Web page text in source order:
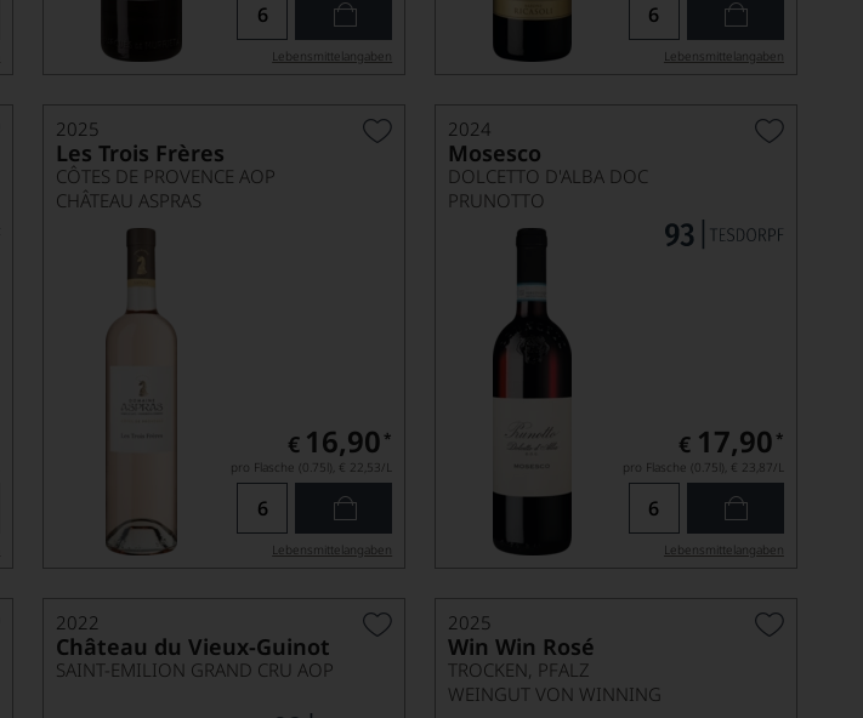
Lebensmittel­angaben Lebensmittel­angaben
2025
Les Trois Frères
CÔTES DE PROVENCE AOP
CHÂTEAU ASPRAS
€ 16,90 *
pro Flasche (0.75l), € 22,53/L
Lebensmittel­angaben
2024
Mosesco
DOLCETTO D'ALBA DOC
PRUNOTTO
€ 17,90 *
pro Flasche (0.75l), € 23,87/L
Lebensmittel­angaben
2022
Château du Vieux-Guinot
SAINT-EMILION GRAND CRU AOP
2025
Win Win Rosé
TROCKEN, PFALZ
WEINGUT VON WINNING